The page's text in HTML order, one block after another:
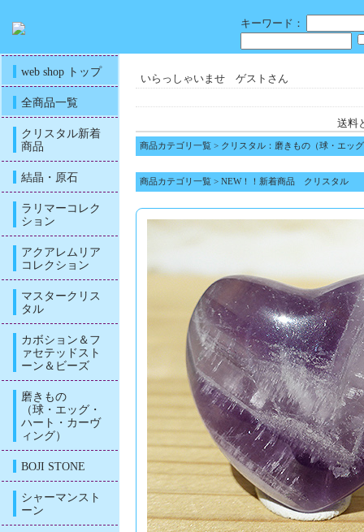
キーワード：
web shop トップ
全商品一覧
クリスタル新着
商品
結晶・原石
ラリマーコレク
ション
アクアレムリア
コレクション
マスタークリス
タル
カボション＆フ
ァセテッドスト
ーン＆ビーズ
磨きもの
（球・エッグ・
ハート・カーヴ
ィング）
BOJI STONE
シャーマンスト
ーン
いらっしゃいませ ゲストさん
送料
商品カテゴリ一覧 > クリスタル：磨きもの（球・エッ
商品カテゴリ一覧 > NEW！！新着商品 クリスタル